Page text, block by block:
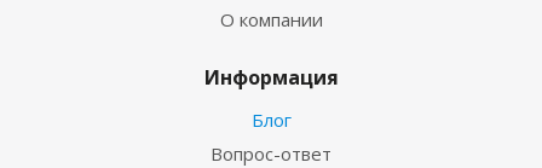
О компании
Информация
Блог
Вопрос-ответ